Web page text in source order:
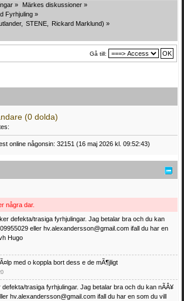
» Märkes diskussioner »
Fyrhjuling »
, STENE Rickard Marklund) »
Gå till:
(0 dolda)
online någonsin: 32151 (16 maj 2026 kl. 09:52:43)
några dar.
defekta/trasiga fyrhjulingar. Jag betalar bra och du kan
0709955029 eller hv.alexandersson@gmail.com ifall du har en
Hugo
med o koppla bort dess e de mÃ¶jligt
defekta/trasiga fyrhjulingar. Jag betalar bra och du kan nÃÂ¥
hv.alexandersson@gmail.com ifall du har en som du vill